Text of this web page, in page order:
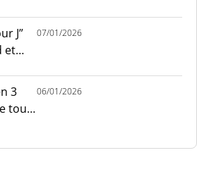
J”
et
07/01/2026
3
tout
06/01/2026